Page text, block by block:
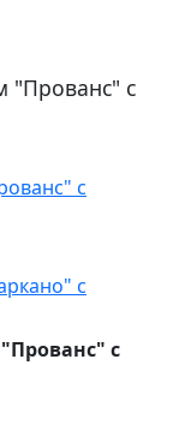
с
с
с
с